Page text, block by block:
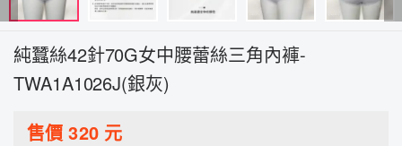
純蠶絲42針70G女中腰蕾絲三角內褲-
TWA1A1026J(銀灰)
售價320元